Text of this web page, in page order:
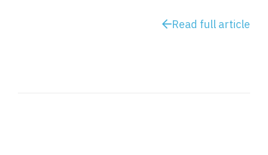
Read full article